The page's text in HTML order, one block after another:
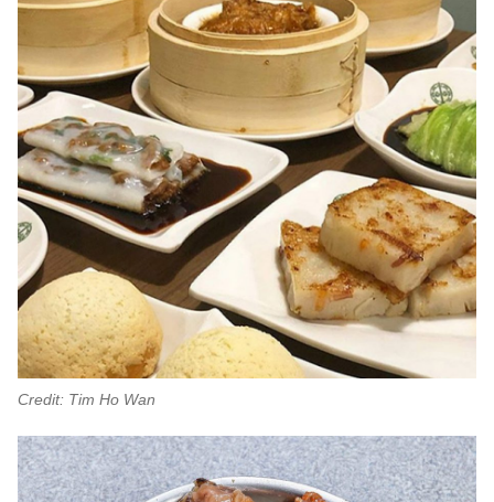
Credit: Tim Ho Wan